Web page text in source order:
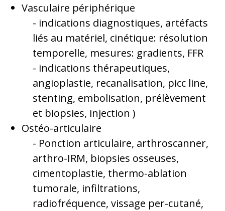
Vasculaire périphérique
indications diagnostiques, artéfacts
liés au matériel, cinétique: résolution
temporelle, mesures: gradients, FFR
indications thérapeutiques,
angioplastie, recanalisation, picc line,
stenting, embolisation, prélèvement
et biopsies, injection )
Ostéo-articulaire
Ponction articulaire, arthroscanner,
arthro-IRM, biopsies osseuses,
cimentoplastie, thermo-ablation
tumorale, infiltrations,
radiofréquence, vissage per-cutané,